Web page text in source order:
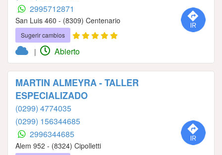
2995712871
San Luis 460 - (8309) Centenario
Sugerir cambios
| Abierto
MARTIN ALMEYRA - TALLER
ESPECIALIZADO
(0299) 4774035
(0299) 156344685
2996344685
Alem 952 - (8324) Cipolletti